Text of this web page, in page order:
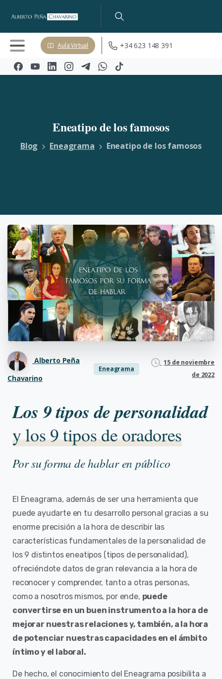
Aula Virtual +34 623 148 391
Eneatipodelosfamosos
Blog Eneagrama Eneatipo de los famosos
Alberto Peña
Chavarino
Eneagrama
15 de noviembre
de 2022
Los 9 tipos de personalidad
y los 9 tipos de oradores
Por su forma de hablar en público
El Eneagrama, además de ser una herramienta que
puede ayudarte en tu desarrollo personal gracias a su
enorme precisión a la hora de describir las
características fundamentales de la personalidad de
los 9 distintos eneatipos (tipos de personalidad),
ofreciéndote datos de gran relevancia a la hora de
reconocer y comprender, tanto a otras personas,
como a nosotros mismos, por ende, puede
convertirse en un buen instrumento a la hora de
mejorar nuestras relaciones y, también, a la hora
de potenciar nuestras capacidades en el ámbito
íntimo y el laboral.
De hecho, el conocimiento del Eneagrama posibilita a